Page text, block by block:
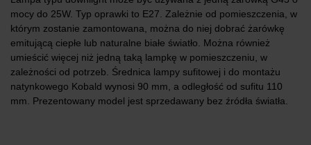
mocy do 25W. Typ oprawki to E27. Zależnie od pomieszczenia, w
którym zostanie zamontowana, można do niej dobrać żarówkę
emitującą ciepłe lub naturalne białe światło. Można również
umieścić więcej niż jedną taką lampkę w pomieszczeniu, w
zależności od potrzeb. Średnica lampy sufitowej i do montażu
natynkowego Kobald wynosi 90 mm, a odległość od sufitu 110
mm. Prezentowany model jest sprzedawany bez źródła światła.